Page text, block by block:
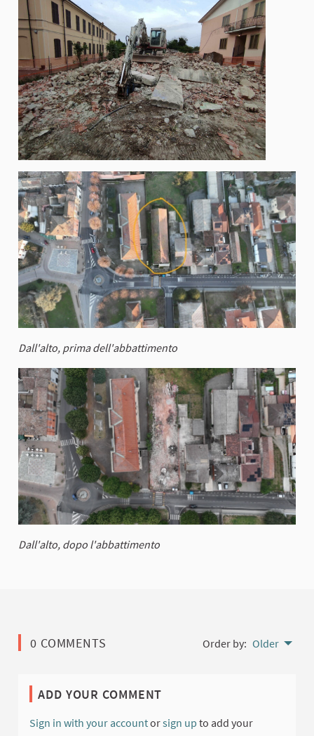
Dall'alto, prima dell'abbattimento
Dall'alto, dopo l'abbattimento
0 COMMENTS Order by: Older
ADD YOUR COMMENT
Sign in with your accountorsign up to add your